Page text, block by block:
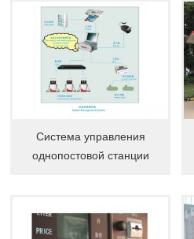
Система управления
однопостовой станции